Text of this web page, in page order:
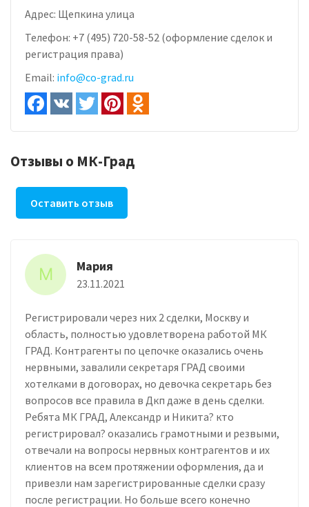
Адрес: Щепкина улица
Телефон: +7 (495) 720-58-52 (оформление сделок и
регистрация права)
Email: info@co-grad.ru
Отзывы о МК-Град
Оставить отзыв
М Мария
23.11.2021
Регистрировали через них 2 сделки, Москву и
область, полностью удовлетворена работой МК
ГРАД. Контрагенты по цепочке оказались очень
нервными, завалили секретаря ГРАД своими
хотелками в договорах, но девочка секретарь без
вопросов все правила в Дкп даже в день сделки.
Ребята МК ГРАД, Александр и Никита? кто
регистрировал? оказались грамотными и резвыми,
отвечали на вопросы нервных контрагентов и их
клиентов на всем протяжении оформления, да и
привезли нам зарегистрированные сделки сразу
после регистрации. Но больше всего конечно